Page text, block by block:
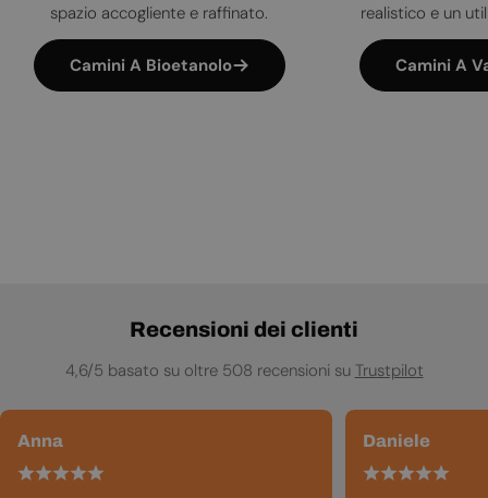
spazio accogliente e raffinato.
Camini A Bioetanolo
realistico e un
Camini A
Recensioni dei clienti
4,6/5 basato su oltre 508 recensioni su Trustpilot
Anna Daniele